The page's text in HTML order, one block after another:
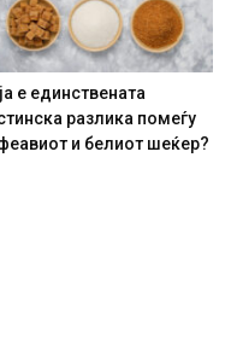
е единствената
разлика помеѓу
и белиот шеќер?